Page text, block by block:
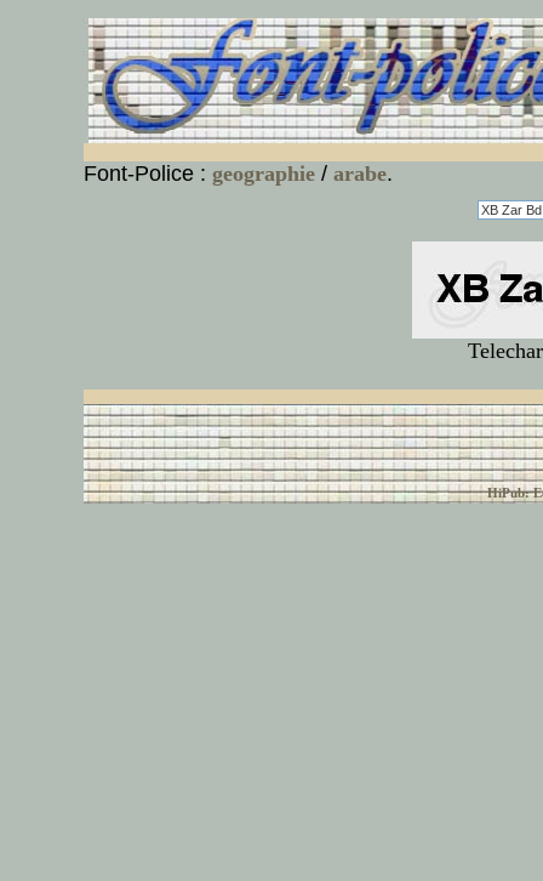
Font-Police : geographie/ arabe.
HiPub: